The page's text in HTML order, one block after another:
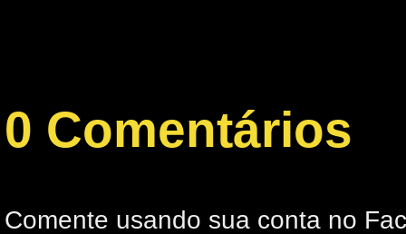
0 Comentários
Comente usando sua conta no